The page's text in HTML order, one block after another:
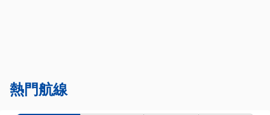
熱門航線